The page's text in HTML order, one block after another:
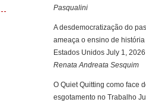
Pasqualini
A desdemocratização do
ameaça o ensino de
Estados Unidos July 1, 2026
Renata Andreata Sesquim
O Quiet Quitting como face
esgotamento no Trabalho